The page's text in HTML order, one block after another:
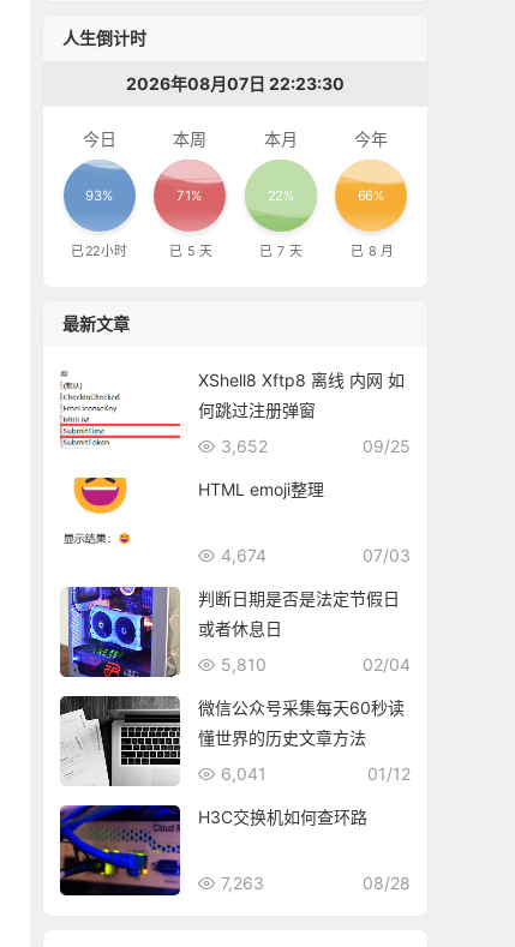
人生倒计时
2026年08月07日 22:23:31
今日
93%
已22小时
本周
71%
已 5 天
本月
22%
已 7 天
今年
66%
已 8 月
最新文章
XShell8 Xftp8 离线 内网 如
何跳过注册弹窗
09/25
3,652
HTML emoji整理
07/03
4,674
判断日期是否是法定节假日
或者休息日
02/04
5,810
微信公众号采集每天60秒读
懂世界的历史文章方法
01/12
6,041
H3C交换机如何查环路
08/28
7,263